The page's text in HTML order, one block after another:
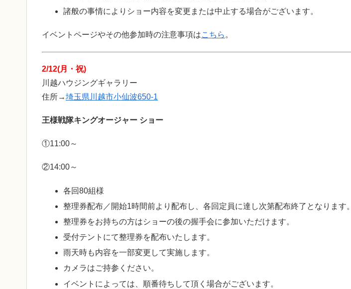
諸般の事情によりショー内容を変更または中止する場合がございます。
イベントページやその他参加時の注意事項はこちら。
2/12(月・祝)
川越ハウジングギャラリー
住所→埼玉県川越市小仙波650-1
王様戦隊キングオージャー ショー
①11:00～
②14:00～
各回80組様
整理券配布／開始1時間前より配布し、各回定員に達し次第配布終了となります。
整理券をお持ちの方はショーの後の握手会に参加いただけます。
受付テントにて整理券を配布いたします。
雨天時も内容を一部変更して実施します。
カメラはご持参ください。
イベントによっては、順番待ちして頂く場合がございます。